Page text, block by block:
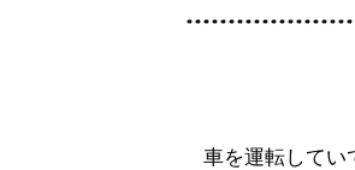
車を運転してい